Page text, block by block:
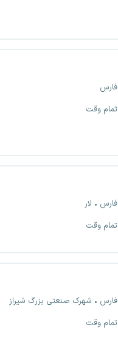
فارس
تمام وقت
فارس
لار
تمام وقت
فارس
شهرک صنعتی بزرگ شیراز
تمام وقت